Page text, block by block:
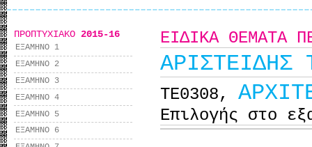
ΠΡΟΠΤΥΧΙΑΚΟ 2015-16
ΕΞΑΜΗΝΟ 1
ΕΞΑΜΗΝΟ 2
ΕΞΑΜΗΝΟ 3
ΕΞΑΜΗΝΟ 4
ΕΞΑΜΗΝΟ 5
ΕΞΑΜΗΝΟ 6
ΕΙΔΙΚΑ ΘΕΜΑΤΑ
AΡΙΣΤΕΙΔΗΣ
ΤΕ0308,
Επιλογής στο